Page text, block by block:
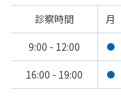
診察時間 月
9:00 - 12:00
●
16:00 - 19:00 ●